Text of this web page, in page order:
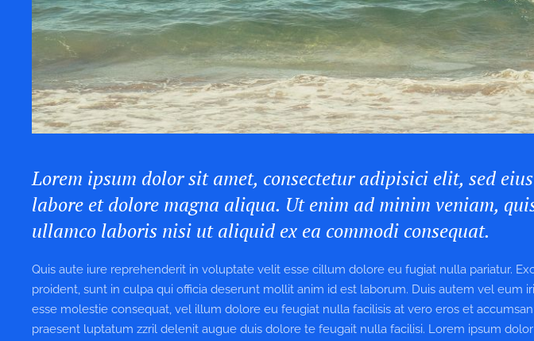
Lorem ipsum dolor sit amet, consectetur adipisici elit, sed
labore et dolore magna aliqua. Ut enim ad minim veniam,
ullamco laboris nisi ut aliquid ex ea commodi consequat.
Quis aute iure reprehenderit in voluptate velit esse cillum dolore eu fugiat nulla pariatur.
proident, sunt in culpa qui officia deserunt mollit anim id est laborum. Duis autem vel eum
esse molestie consequat, vel illum dolore eu feugiat nulla facilisis at vero eros et
praesent luptatum zzril delenit augue duis dolore te feugait nulla facilisi. Lorem ipsum